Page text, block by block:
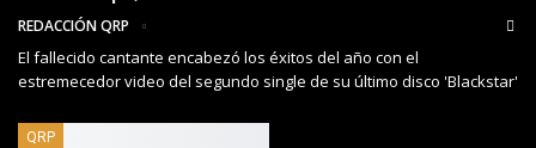
REDACCIÓN QRP
El fallecido cantante encabezó los éxitos del año con el
estremecedor video del segundo single de su último disco 'Blackstar'
QRP